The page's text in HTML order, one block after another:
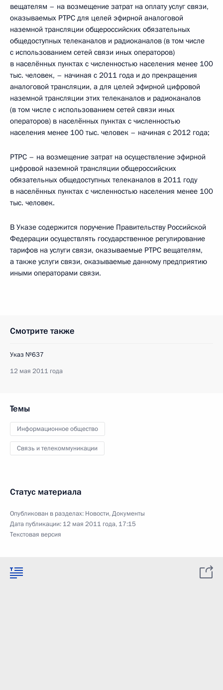
вещателям – на возмещение затрат на оплату услуг связи,
оказываемых РТРС для целей эфирной аналоговой
наземной трансляции общероссийских обязательных
общедоступных телеканалов и радиоканалов (в том числе
с использованием сетей связи иных операторов)
в населённых пунктах с численностью населения менее 100
тыс. человек, – начиная с 2011 года и до прекращения
аналоговой трансляции, а для целей эфирной цифровой
наземной трансляции этих телеканалов и радиоканалов
(в том числе с использованием сетей связи иных
операторов) в населённых пунктах с численностью
населения менее 100 тыс. человек – начиная с 2012 года;
РТРС – на возмещение затрат на осуществление эфирной
цифровой наземной трансляции общероссийских
обязательных общедоступных телеканалов в 2011 году
в населённых пунктах с численностью населения менее 100
тыс. человек.
В Указе содержится поручение Правительству Российской
Федерации осуществлять государственное регулирование
тарифов на услуги связи, оказываемые РТРС вещателям,
а также услуги связи, оказываемые данному предприятию
иными операторами связи.
Смотрите также
Указ №637
12 мая 2011 года
Темы
Информационное общество
Связь и телекоммуникации
Статус материала
Опубликован в разделах: Новости,Документы
Дата публикации: 12 мая 2011 года, 17:15
Текстовая версия